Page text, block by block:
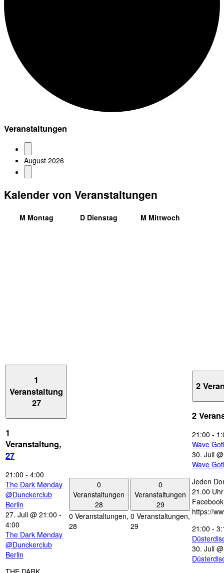
Veranstaltungen
August 2026
Kalender von Veranstaltungen
M Montag D Dienstag M Mittwoch
1
Veranstaltung
27
1
Veranstaltung,
27
21:00 - 4:00
The Dark Mønday
@Dunckerclub
Berlin
27. Juli @ 21:00 -
4:00
The Dark Mønday
@Dunckerclub
Berlin
0
Veranstaltungen
28
0 Veranstaltungen,
28
0
Veranstaltungen
29
0 Veranstaltungen,
29
2
2
21:00 -
Wave
30. Juli
Wave
Jeden
21.00
https://
21:00 -
30. Juli